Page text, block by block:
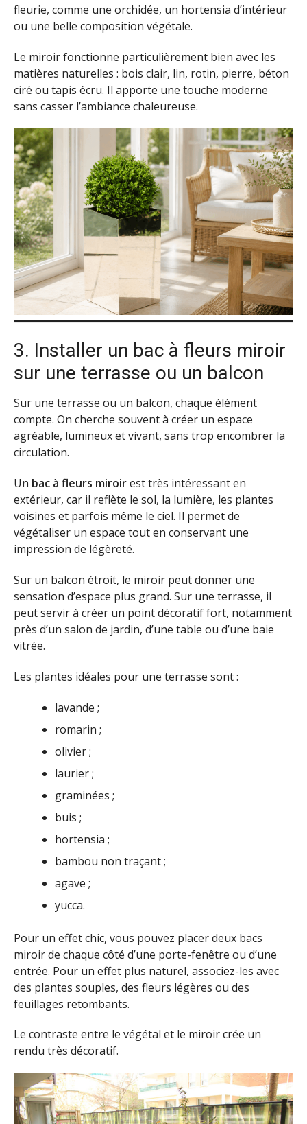
fleurie, comme une orchidée, un hortensia d’intérieur
ou une belle composition végétale.
Le miroir fonctionne particulièrement bien avec les
matières naturelles : bois clair, lin, rotin, pierre, béton
ciré ou tapis écru. Il apporte une touche moderne
sans casser l’ambiance chaleureuse.
3. Installer un bac à fleurs miroir
sur une terrasse ou un balcon
Sur une terrasse ou un balcon, chaque élément
compte. On cherche souvent à créer un espace
agréable, lumineux et vivant, sans trop encombrer la
circulation.
Un bac à fleurs miroirest très intéressant en
extérieur, car il reflète le sol, la lumière, les plantes
voisines et parfois même le ciel. Il permet de
végétaliser un espace tout en conservant une
impression de légèreté.
Sur un balcon étroit, le miroir peut donner une
sensation d’espace plus grand. Sur une terrasse, il
peut servir à créer un point décoratif fort, notamment
près d’un salon de jardin, d’une table ou d’une baie
vitrée.
Les plantes idéales pour une terrasse sont :
lavande ;
romarin ;
olivier ;
laurier ;
graminées ;
buis ;
hortensia ;
bambou non traçant ;
agave ;
yucca.
Pour un effet chic, vous pouvez placer deux bacs
miroir de chaque côté d’une porte-fenêtre ou d’une
entrée. Pour un effet plus naturel, associez-les avec
des plantes souples, des fleurs légères ou des
feuillages retombants.
Le contraste entre le végétal et le miroir crée un
rendu très décoratif.